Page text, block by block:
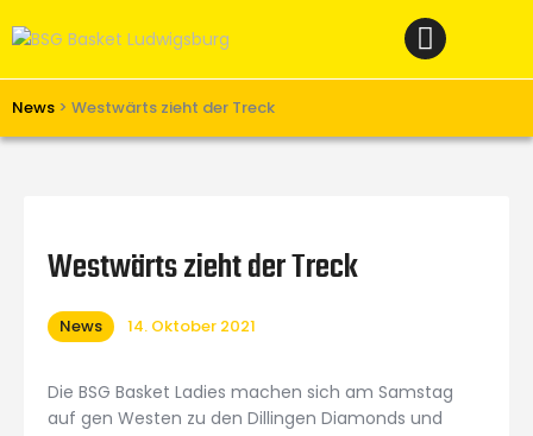
News > Westwärts zieht der Treck
Verein
Unterstützen
Links
Westwärts zieht der Treck
News 14. Oktober 2021
Die BSG Basket Ladies machen sich am Samstag
auf gen Westen zu den Dillingen Diamonds und